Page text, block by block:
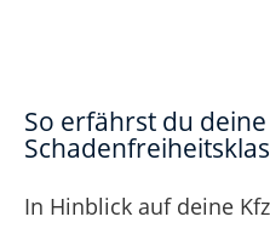
So erfährst du deine
In Hinblick auf deine